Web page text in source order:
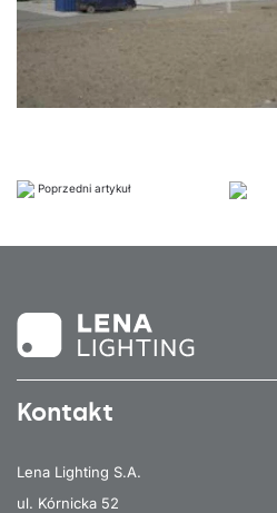
Poprzedni artykuł
Kontakt
Lena Lighting S.A.
ul. Kórnicka 52